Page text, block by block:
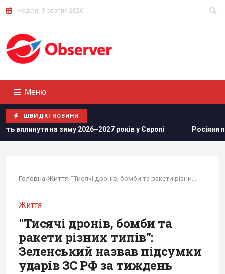
Неділя, 9 серпня 2026
Меню
ШВИДКІ НОВИНИ
2026–2027 років у Європі Росіяни просунулися у
Головна›Життя›
Життя
"Тисячі дронів, бомби та
ракети різних типів":
Зеленський назвав підсумки
ударів ЗС РФ за тиждень